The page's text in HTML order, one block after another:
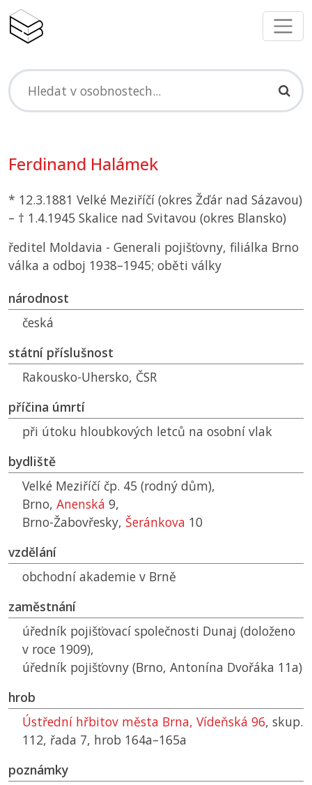
Ferdinand Halámek
* 12.3.1881 Velké Meziříčí (okres Žďár nad Sázavou)
– † 1.4.1945 Skalice nad Svitavou (okres Blansko)
ředitel Moldavia - Generali pojišťovny, filiálka Brno
válka a odboj 1938–1945; oběti války
národnost
česká
státní příslušnost
Rakousko-Uhersko, ČSR
příčina úmrtí
při útoku hloubkových letců na osobní vlak
bydliště
Velké Meziříčí čp. 45 (rodný dům),
Brno, Anenská 9,
Brno-Žabovřesky, Šeránkova 10
vzdělání
obchodní akademie v Brně
zaměstnání
úředník pojišťovací společnosti Dunaj (doloženo
v roce 1909),
úředník pojišťovny (Brno, Antonína Dvořáka 11a)
hrob
Ústřední hřbitov města Brna, Vídeňská 96, skup.
112, řada 7, hrob 164a–165a
poznámky